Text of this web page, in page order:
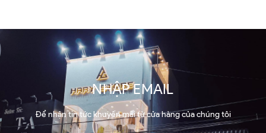
NHẬP EMAIL
Để nhận tin tức khuyến mãi từ cửa hàng của chúng tôi